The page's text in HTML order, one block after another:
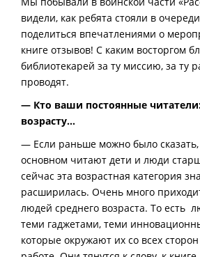
видели, как ребята стояли в
поделиться впечатлениями о
книге отзывов! С каким восторгом
библиотекарей за ту миссию, за ту
проводят.
— Кто ваши постоянные
возрасту…
— Если раньше можно было
основном читают дети и люди
сейчас эта возрастная категория
расширилась. Очень много
людей среднего возраста. То есть
теми гаджетами, теми
которые окружают их со всех